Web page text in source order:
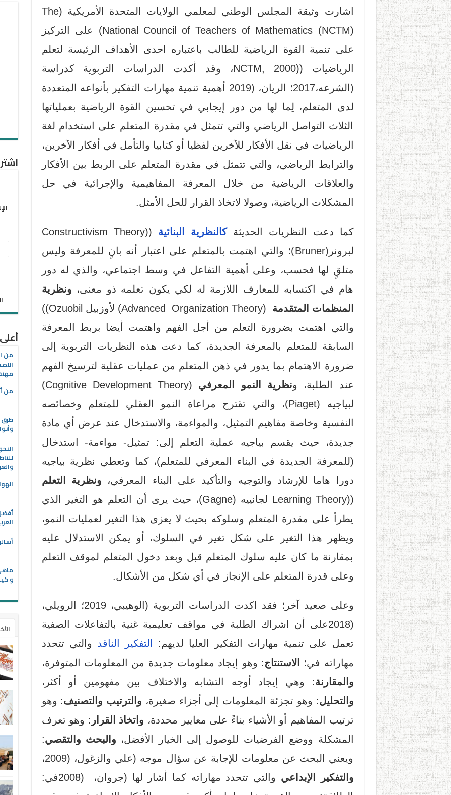
اشارت وثيقة المجلس الوطني لمعلمي الولايات المتحدة الأمريكية (The
National Council of Teachers of Mathematics (NCTM)) على التركيز
على تنمية القوة الرياضية للطالب باعتباره احدى الأهداف الرئيسة لتعلم
الرياضيات ((NCTM, 2000، وقد أكدت الدراسات التربوية كدراسة
(الشرعه،2017؛ الريان، (2019 أهمية تنمية مهارات التفكير بأنواعه المتعددة
لدى المتعلم، لِما لها من دور إيجابي في تحسين القوة الرياضية بعملياتها
الثلاث التواصل الرياضي والتي تتمثل في مقدرة المتعلم على استخدام لغة
الرياضيات في نقل الأفكار للآخرين لفظيا أو كتابيا والتأمل في أفكار الآخرين،
والترابط الرياضي، والتي تتمثل في مقدرة المتعلم على الربط بين الأفكار
والعلاقات الرياضية من خلال المعرفة المفاهيمية والإجرائية في حل
المشكلات الرياضية، وصولا لاتخاذ القرار للحل الأمثل.
كما دعت النظريات الحديثةكالنظرية البنائية
((Constructivism Theory
لبرونر(Bruner)؛ والتي اهتمت بالمتعلم على اعتبار أنه بانٍ للمعرفة وليس
متلقٍ لها فحسب، وعلى أهمية التفاعل في وسط اجتماعي، والذي له دور
هام في اكتسابه للمعارف اللازمة له لكي يكون تعلمه ذو معنى، ونظرية
المنظمات المتقدمة
(Advanced Organization Theory) لأوزبيل Ozuobil))
والتي اهتمت بضرورة التعلم من أجل الفهم واهتمت أيضا بربط المعرفة
السابقة للمتعلم بالمعرفة الجديدة، كما دعت هذه النظريات التربوية إلى
ضرورة الاهتمام بما يدور في ذهن المتعلم من عمليات عقلية لترسيخ الفهم
عند الطلبة، ونظرية النمو المعرفي
(Cognitive Development Theory)
لبياجيه (Piaget)، والتي تقترح مراعاة النمو العقلي للمتعلم وخصائصه
النفسية وخاصة مفاهيم التمثيل، والمواءمة، والاستدخال عند عرض أي مادة
جديدة، حيث يقسم بياجيه عملية التعلم إلى: تمثيل- مواءمة- استدخال
(للمعرفة الجديدة في البناء المعرفي للمتعلم)، كما وتعطي نظرية بياجيه
دورا هاما للإرشاد والتوجيه والتأكيد على البناء المعرفي، ونظرية التعلم
((Learning Theory لجانييه (Gagne)، حيث يرى أن التعلم هو التغير الذي
يطرأ على مقدرة المتعلم وسلوكه بحيث لا يعزى هذا التغير لعمليات النمو،
ويظهر هذا التغير على شكل تغير في السلوك، أو يمكن الاستدلال عليه
بمقارنة ما كان عليه سلوك المتعلم قبل وبعد دخول المتعلم لموقف التعلم
وعلى قدرة المتعلم على الإنجاز في أي شكل من الأشكال.
وعلى صعيد آخر؛ فقد اكدت الدراسات التربوية (الوهيبي، 2019؛ الرويلي،
(2018على أن اشراك الطلبة في مواقف تعليمية غنية بالتفاعلات الصفية
تعمل على تنمية مهارات التفكير العليا لديهم:
التفكير الناقد والتي تتحدد
مهاراته في؛
الاستنتاج: وهو إيجاد معلومات جديدة من المعلومات المتوفرة،
والمقارنة: وهي إيجاد أوجه التشابه والاختلاف بين مفهومين أو أكثر،
والتحليل: وهو تجزئة المعلومات إلى أجزاء صغيرة، والترتيب والتصنيف: وهو
ترتيب المفاهيم أو الأشياء بناءً على معايير محددة، واتخاذ القرار : وهو تعرف
المشكلة ووضع الفرضيات للوصول إلى الخيار الأفضل، والبحث والتقصي:
ويعني البحث عن معلومات للإجابة عن سؤال موجه (علي والزغول، (2009،
والتفكير الإبداعي
والتي تتحدد مهاراته كما أشار لها (جروان، (2008في:
من
من
طرق
و